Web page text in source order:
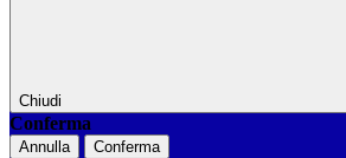
Chiudi
Conferma
Annulla Conferma